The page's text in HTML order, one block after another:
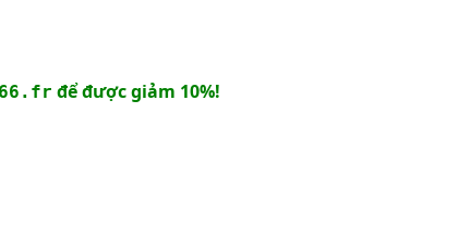
để được giảm 10%!